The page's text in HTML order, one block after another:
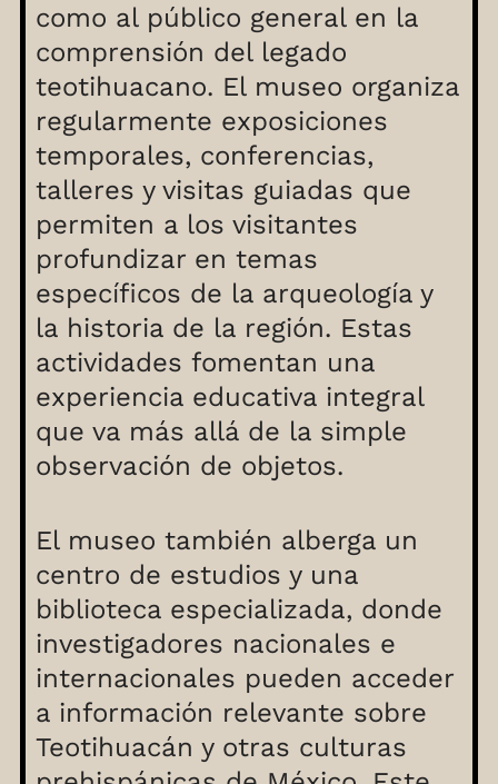
como al público general en la
comprensión del legado
teotihuacano. El museo organiza
regularmente exposiciones
temporales, conferencias,
talleres y visitas guiadas que
permiten a los visitantes
profundizar en temas
específicos de la arqueología y
la historia de la región. Estas
actividades fomentan una
experiencia educativa integral
que va más allá de la simple
observación de objetos.
El museo también alberga un
centro de estudios y una
biblioteca especializada, donde
investigadores nacionales e
internacionales pueden acceder
a información relevante sobre
Teotihuacán y otras culturas